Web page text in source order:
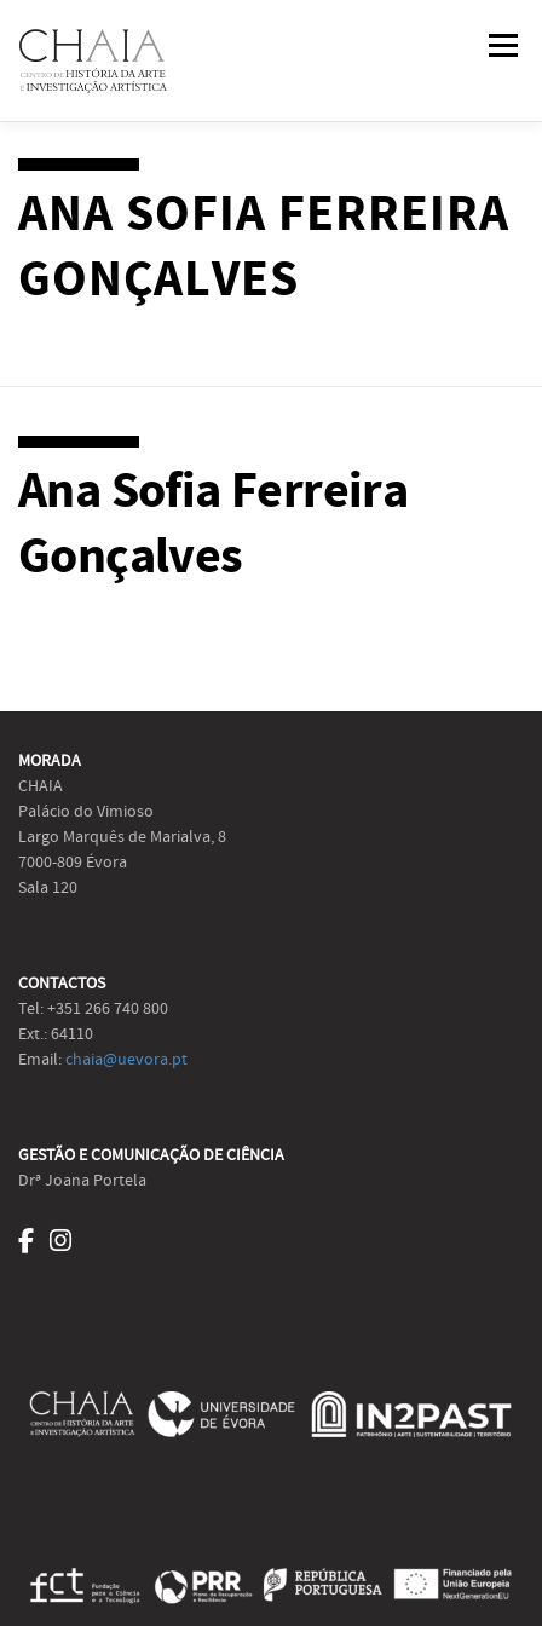
para
conteúdo
Menu
PUBLICAÇÕES NOTÍCIAS EVENTOS
ANA SOFIA FERREIRA
GONÇALVES
Ana Sofia Ferreira
Gonçalves
MORADA
CHAIA
Palácio do Vimioso
Largo Marquês de Marialva, 8
7000-809 Évora
Sala 120
CONTACTOS
Tel: +351 266 740 800
Ext.: 64110
Email:chaia@uevora.pt
GESTÃO E COMUNICAÇÃO DE CIÊNCIA
Drª Joana Portela